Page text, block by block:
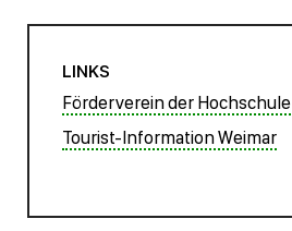
LINKS
Förderverein der Hochschule
Tourist-Information Weimar